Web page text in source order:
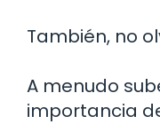
También, no
A menudo
importancia